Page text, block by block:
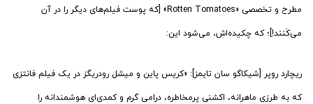
مطرح و تخصصی «Rotten Tomatoes» [که پوست فیلم‌های دیگر را در آن
می‌کَنند!]؛ که چکیده‌اش، می‌شود این:
ریچارد روپر [شیکاگو سان تایمز]: «کریس پاین و میشل رودریگز در یک فیلم فانتزی
که به طرزی ماهرانه، اکشنی پرمخاطره، درامی گرم و کمدی‌ای هوشمندانه را